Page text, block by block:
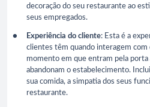
decoração do seu restaurante ao
seus empregados.
Experiência do cliente: Esta é a
clientes têm quando interagem com
momento em que entram pela
abandonam o estabelecimento.
sua comida, a simpatia dos seus
restaurante.